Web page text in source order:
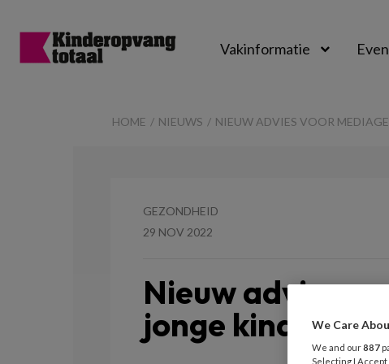
Vakinformatie
HOME NIEUWS NIEUW ADVIES VOOR
GEZONDHEID
29 NOV 2022
Nieuw advies
jonge kinderen
We Care
We and our887
Selecting I